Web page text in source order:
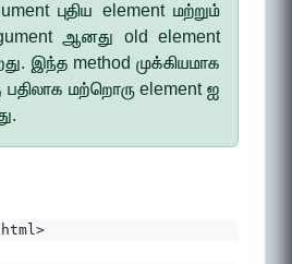
புதிய element மற்றும்
ஆனது old element
இந்த method முக்கியமாக
பதிலாக மற்றொரு element ஐ
html>